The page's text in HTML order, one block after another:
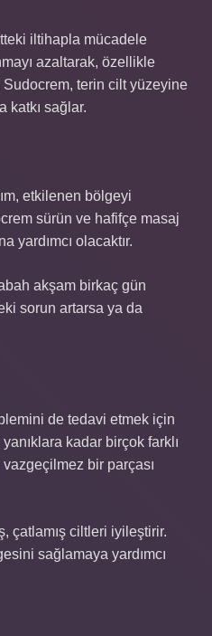
iltihapla mücadele
azaltarak, özellikle
Sudocrem, terin cilt yüzeyine
katkı sağlar.
etkilenen bölgeyi
sürün ve hafifçe masaj
yardımcı olacaktır.
akşam birkaç gün
sorun artarsa ya da
de tedavi etmek için
kadar birçok farklı
bir parçası
çatlamış ciltleri iyileştirir.
sağlamaya yardımcı